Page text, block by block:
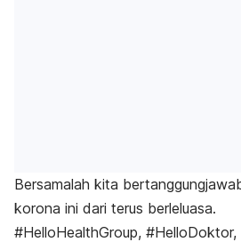
Bersamalah kita
korona ini dari terus berleluasa.
#HelloHealthGroup, #HelloDoktor,